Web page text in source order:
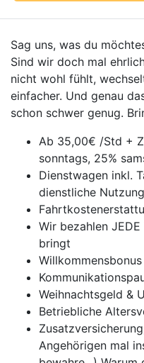
Sag uns, was du
Sind wir doch mal
nicht wohl fühlt,
einfacher. Und genau
schon schwer genug.
Ab 35,00€ /Std +
sonntags, 25%
Dienstwagen inkl.
dienstliche
Wir bezahlen
bringt
Willkommensbonus
Weihnachtsgeld &
Betriebliche
Angehörigen mal